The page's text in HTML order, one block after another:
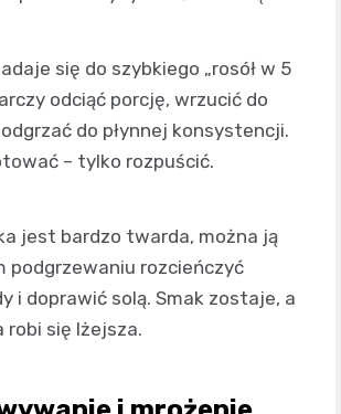
się do szybkiego „rosół w 5
odciąć porcję, wrzucić do
do płynnej konsystencji.
– tylko rozpuścić.
jest bardzo twarda, można ją
podgrzewaniu rozcieńczyć
i doprawić solą. Smak zostaje, a
się lżejsza.